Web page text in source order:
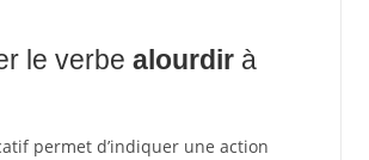
le verbe alourdirà
permet d’indiquer une action